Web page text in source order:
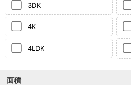
3DK
4K
4LDK
面積